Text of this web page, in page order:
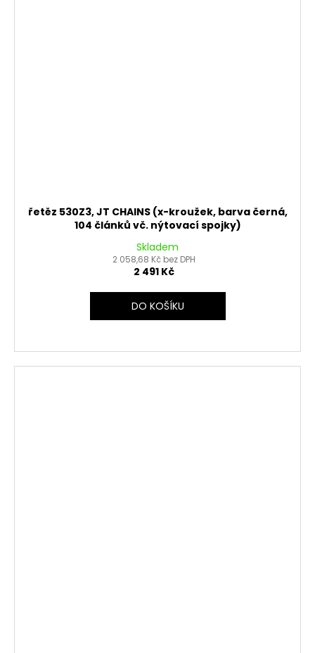
řetěz 530Z3, JT CHAINS (x-kroužek, barva černá,
104 článků vč. nýtovací spojky)
Skladem
2 058,68 Kč bez DPH
2 491 Kč
DO KOŠÍKU